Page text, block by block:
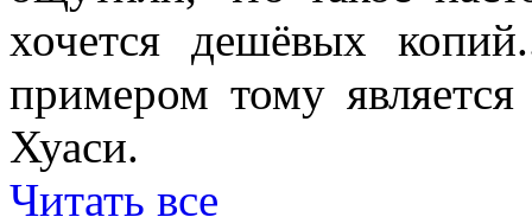
хочется дешёвых
примером тому является
Хуаси.
Читать все